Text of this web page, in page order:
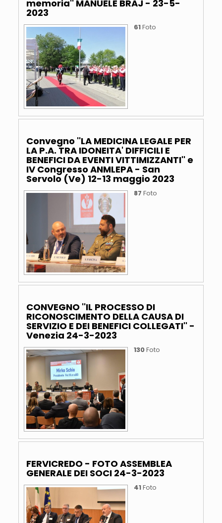
memoria'' MANUELE BRAJ - 23-5-
2023
61Foto
Convegno ''LA MEDICINA LEGALE PER
LA P.A. TRA IDONEITA' DIFFICILI E
BENEFICI DA EVENTI VITTIMIZZANTI'' e
IV Congresso ANMLEPA - San
Servolo (Ve) 12-13 maggio 2023
87 Foto
CONVEGNO ''IL PROCESSO DI
RICONOSCIMENTO DELLA CAUSA DI
SERVIZIO E DEI BENEFICI COLLEGATI'' -
Venezia 24-3-2023
130Foto
FERVICREDO - FOTO ASSEMBLEA
GENERALE DEI SOCI 24-3-2023
41Foto